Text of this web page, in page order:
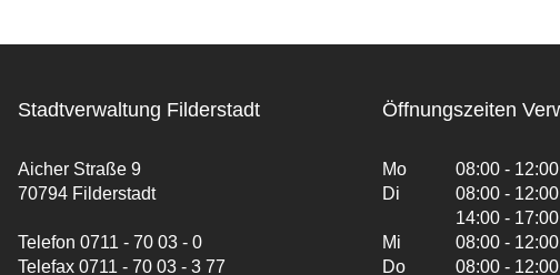
Stadtverwaltung Filderstadt
Aicher Straße 9
70794 Filderstadt
Telefon 0711 - 70 03 - 0
Telefax 0711 - 70 03 - 3 77
Öffnungszeiten
Mo
08:00 -
Di
08:00 -
14:00 -
Mi
08:00 -
Do
08:00 -